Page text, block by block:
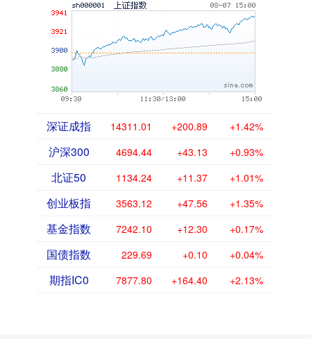
深证成指 14311.01 +200.89 +1.42%
沪深300 4694.44 +43.13 +0.93%
北证50 1134.24 +11.37 +1.01%
创业板指 3563.12 +47.56 +1.35%
基金指数 7242.10 +12.30 +0.17%
国债指数 229.69 +0.10 +0.04%
期指IC0 7877.80 +164.40 +2.13%